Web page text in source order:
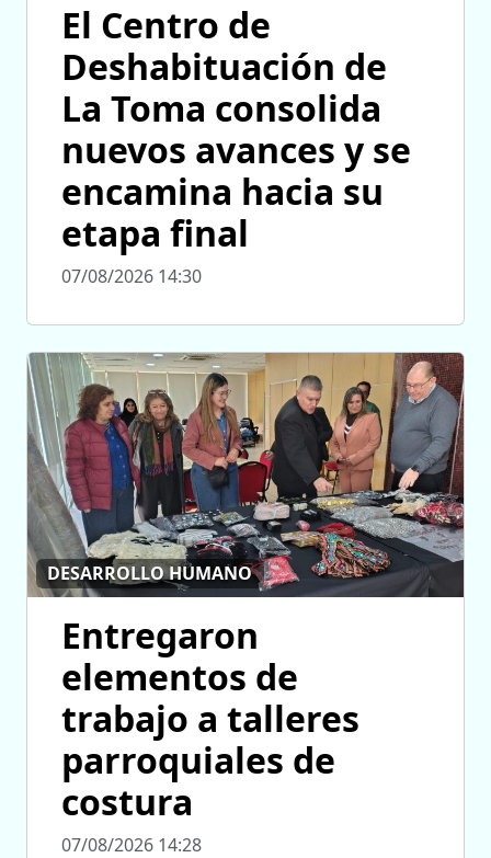
El Centro de
Deshabituación de
La Toma consolida
nuevos avances y se
encamina hacia su
etapa final
07/08/2026 14:30
DESARROLLO HUMANO
Entregaron
elementos de
trabajo a talleres
parroquiales de
costura
07/08/2026 14:28